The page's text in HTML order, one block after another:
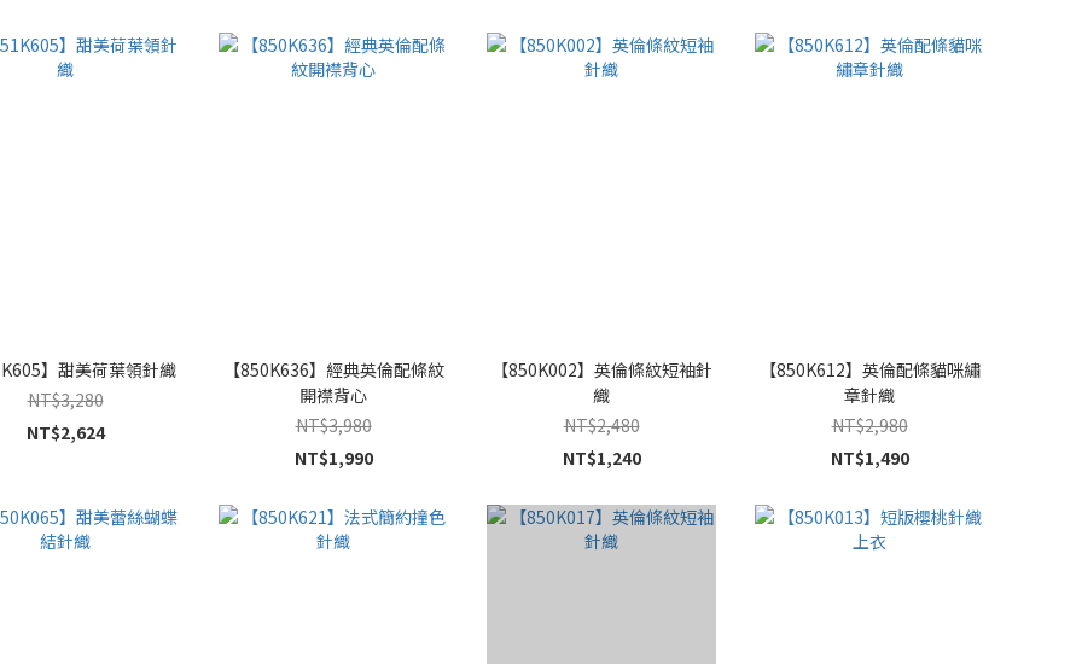
】甜美荷葉領針織
NT$3,280
NT$2,624
【850K636】經典英倫配條紋
開襟背心
NT$3,980
NT$1,990
【850K002】英倫條紋短袖針
織
NT$2,480
NT$1,240
【850K612】英倫配條貓咪繡
章針織
NT$2,980
NT$1,490